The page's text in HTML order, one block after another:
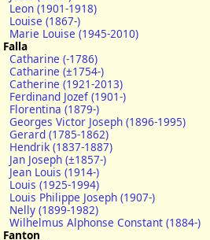
Leon (1901-1918)
Louise (1867-)
Marie Louise (1945-2010)
Falla
Catharine (-1786)
Catharine (±1754-)
Catherine (1921-2013)
Ferdinand Jozef (1901-)
Florentina (1879-)
Georges Victor Joseph (1896-1995)
Gerard (1785-1862)
Hendrik (1837-1887)
Jan Joseph (±1857-)
Jean Louis (1914-)
Louis (1925-1994)
Louis Philippe Joseph (1907-)
Nelly (1899-1982)
Wilhelmus Alphonse Constant (1884-)
Fanton